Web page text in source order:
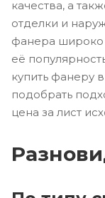
качества, а
отделки и
фанера широко
её
купить фанеру
подобрать
цена за лист